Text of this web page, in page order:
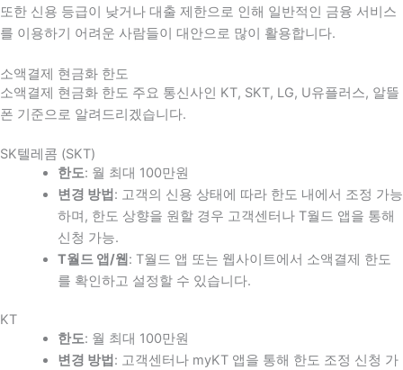
또한 신용 등급이 낮거나 대출 제한으로 인해 일반적인 금융 서비스
를 이용하기 어려운 사람들이 대안으로 많이 활용합니다.
소액결제 현금화 한도
소액결제 현금화 한도 주요 통신사인 KT, SKT, LG, U유플러스, 알뜰
폰 기준으로 알려드리겠습니다.
SK텔레콤 (SKT)
한도: 월 최대 100만원
변경 방법 : 고객의 신용 상태에 따라 한도 내에서 조정 가능
하며, 한도 상향을 원할 경우 고객센터나 T월드 앱을 통해
신청 가능.
T월드 앱/웹 : T월드 앱 또는 웹사이트에서 소액결제 한도
를 확인하고 설정할 수 있습니다.
KT
한도: 월 최대 100만원
변경 방법 : 고객센터나 myKT 앱을 통해 한도 조정 신청 가